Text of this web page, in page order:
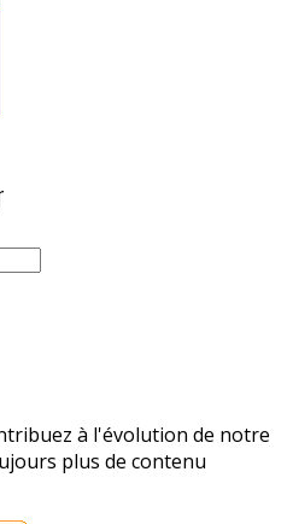
à l'évolution de notre
plus de contenu